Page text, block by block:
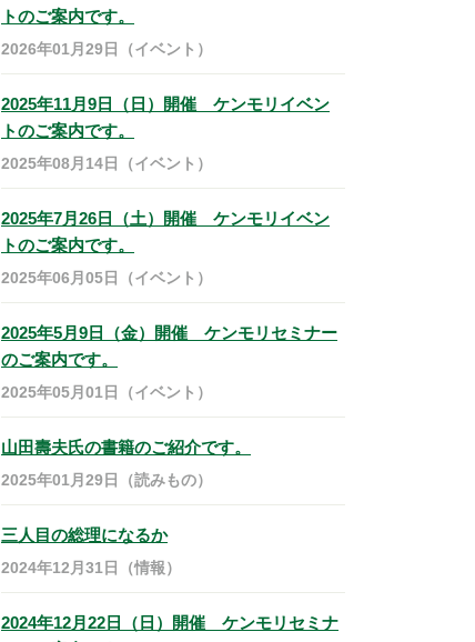
トのご案内です。
2026年01月29日（イベント）
2025年11月9日（日）開催 ケンモリイベン
トのご案内です。
2025年08月14日（イベント）
2025年7月26日（土）開催 ケンモリイベン
トのご案内です。
2025年06月05日（イベント）
2025年5月9日（金）開催 ケンモリセミナー
のご案内です。
2025年05月01日（イベント）
山田壽夫氏の書籍のご紹介です。
2025年01月29日（読みもの）
三人目の総理になるか
2024年12月31日（情報）
2024年12月22日（日）開催 ケンモリセミナ